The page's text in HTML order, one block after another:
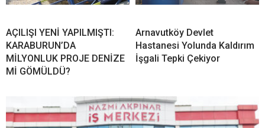
AÇILIŞI YENİ YAPILMIŞTI:
KARABURUN’DA
MİLYONLUK PROJE DENİZE
Mİ GÖMÜLDÜ?
Arnavutköy Devlet
Hastanesi Yolunda Kaldırım
İşgali Tepki Çekiyor